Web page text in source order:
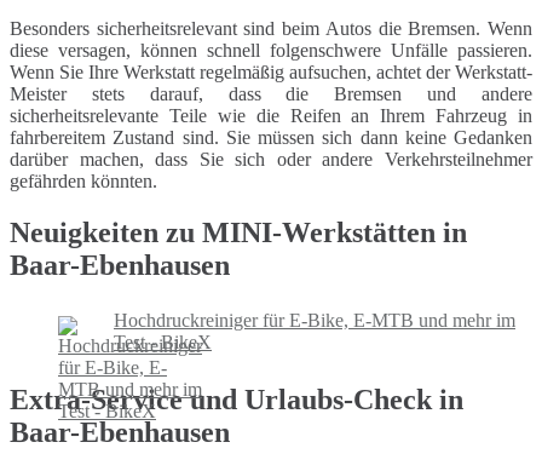
Besonders sicherheitsrelevant sind beim Autos die Bremsen. Wenn
diese versagen, können schnell folgenschwere Unfälle passieren.
Wenn Sie Ihre Werkstatt regelmäßig aufsuchen, achtet der Werkstatt-
Meister stets darauf, dass die Bremsen und andere
sicherheitsrelevante Teile wie die Reifen an Ihrem Fahrzeug in
fahrbereitem Zustand sind. Sie müssen sich dann keine Gedanken
darüber machen, dass Sie sich oder andere Verkehrsteilnehmer
gefährden könnten.
Neuigkeiten zu MINI-Werkstätten in
Baar-Ebenhausen
Hochdruckreiniger für E-Bike, E-MTB und mehr im
Test - BikeX
Extra-Service und Urlaubs-Check in
Baar-Ebenhausen